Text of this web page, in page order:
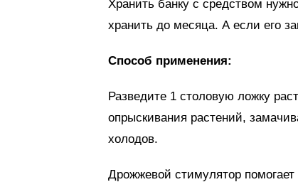
Хранить банку с средством
хранить до месяца. А если его
Способ применения:
Разведите 1 столовую ложку
опрыскивания растений,
холодов.
Дрожжевой стимулятор